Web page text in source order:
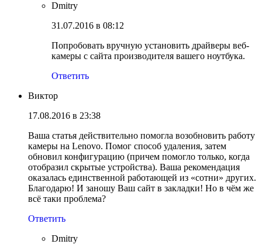
Dmitry
31.07.2016 в 08:12
Попробовать вручную установить драйверы веб-
камеры с сайта производителя вашего ноутбука.
Ответить
Виктор
17.08.2016 в 23:38
Ваша статья действительно помогла возобновить работу
камеры на Lenovo. Помог способ удаления, затем
обновил конфигурацию (причем помогло только, когда
отобразил скрытые устройства). Ваша рекомендация
оказалась единственной работающей из «сотни» других.
Благодарю! И заношу Ваш сайт в закладки! Но в чём же
всё таки проблема?
Ответить
Dmitry